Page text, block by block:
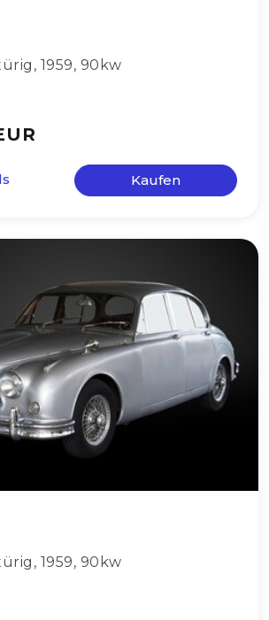
, 1959, 90kw
Kaufen
, 1959, 90kw